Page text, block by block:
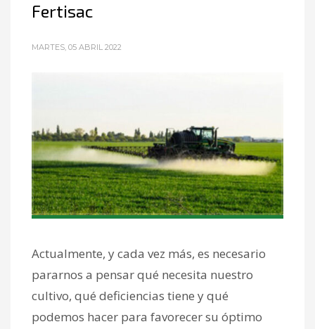
Fertisac
MARTES, 05 ABRIL 2022
Actualmente, y cada vez más, es necesario
pararnos a pensar qué necesita nuestro
cultivo, qué deficiencias tiene y qué
podemos hacer para favorecer su óptimo